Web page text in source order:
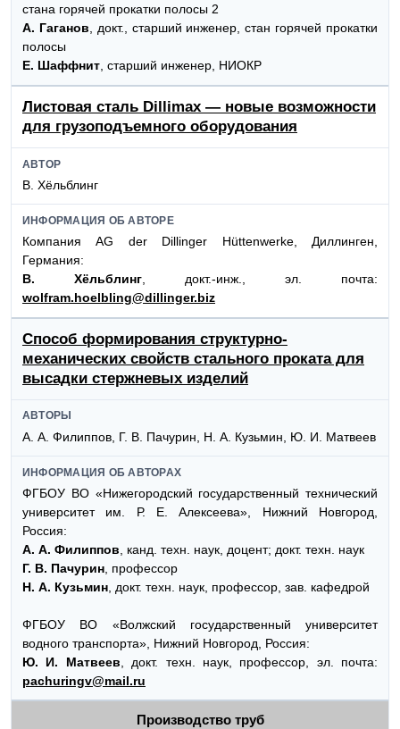
стана горячей прокатки полосы 2
А. Гаганов, докт., старший инженер, стан горячей прокатки
полосы
Е. Шаффнит, старший инженер, НИОКР
Листовая сталь Dillimax — новые возможности
для грузоподъемного оборудования
АВТОР
В. Хёльблинг
ИНФОРМАЦИЯ ОБ АВТОРЕ
Компания AG der Dillinger Hüttenwerke, Диллинген,
Германия:
В. Хёльблинг , докт.-инж., эл. почта:
wolfram.hoelbling@dillinger.biz
Способ формирования структурно-
механических свойств стального проката для
высадки стержневых изделий
АВТОРЫ
А. А. Филиппов, Г. В. Пачурин, Н. А. Кузьмин, Ю. И. Матвеев
ИНФОРМАЦИЯ ОБ АВТОРАХ
ФГБОУ ВО «Нижегородский государственный технический
университет им. Р. Е. Алексеева», Нижний Новгород,
Россия:
А. А. Филиппов , канд. техн. наук, доцент; докт. техн. наук
Г. В. Пачурин , профессор
Н. А. Кузьмин , докт. техн. наук, профессор, зав. кафедрой
ФГБОУ ВО «Волжский государственный университет
водного транспорта», Нижний Новгород, Россия:
Ю. И. Матвеев , докт. техн. наук, профессор, эл. почта:
pachuringv@mail.ru
Производство труб